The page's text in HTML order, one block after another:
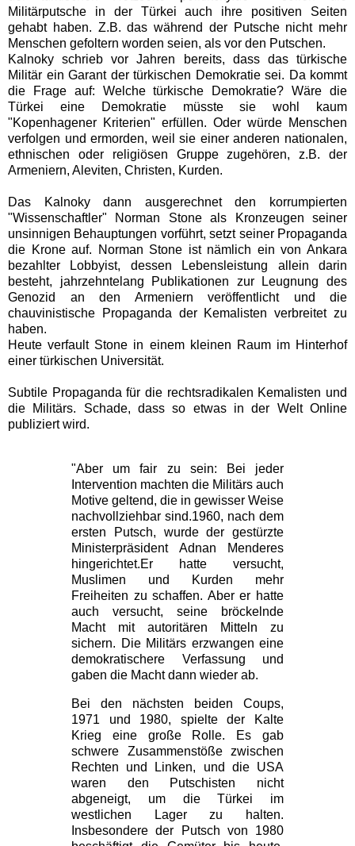
Militärputsche in der Türkei auch ihre positiven Seiten
gehabt haben. Z.B. das während der Putsche nicht mehr
Menschen gefoltern worden seien, als vor den Putschen.
Kalnoky schrieb vor Jahren bereits, dass das türkische
Militär ein Garant der türkischen Demokratie sei. Da kommt
die Frage auf: Welche türkische Demokratie? Wäre die
Türkei eine Demokratie müsste sie wohl kaum
"Kopenhagener Kriterien" erfüllen. Oder würde Menschen
verfolgen und ermorden, weil sie einer anderen nationalen,
ethnischen oder religiösen Gruppe zugehören, z.B. der
Armeniern, Aleviten, Christen, Kurden.
Das Kalnoky dann ausgerechnet den korrumpierten
"Wissenschaftler" Norman Stone als Kronzeugen seiner
unsinnigen Behauptungen vorführt, setzt seiner Propaganda
die Krone auf. Norman Stone ist nämlich ein von Ankara
bezahlter Lobbyist, dessen Lebensleistung allein darin
besteht, jahrzehntelang Publikationen zur Leugnung des
Genozid an den Armeniern veröffentlicht und die
chauvinistische Propaganda der Kemalisten verbreitet zu
haben.
Heute verfault Stone in einem kleinen Raum im Hinterhof
einer türkischen Universität.
Subtile Propaganda für die rechtsradikalen Kemalisten und
die Militärs. Schade, dass so etwas in der Welt Online
publiziert wird.
"Aber um fair zu sein: Bei jeder
Intervention machten die Militärs auch
Motive geltend, die in gewisser Weise
nachvollziehbar sind.1960, nach dem
ersten Putsch, wurde der gestürzte
Ministerpräsident Adnan Menderes
hingerichtet.Er hatte versucht,
Muslimen und Kurden mehr
Freiheiten zu schaffen. Aber er hatte
auch versucht, seine bröckelnde
Macht mit autoritären Mitteln zu
sichern. Die Militärs erzwangen eine
demokratischere Verfassung und
gaben die Macht dann wieder ab.
Bei den nächsten beiden Coups,
1971 und 1980, spielte der Kalte
Krieg eine große Rolle. Es gab
schwere Zusammenstöße zwischen
Rechten und Linken, und die USA
waren den Putschisten nicht
abgeneigt, um die Türkei im
westlichen Lager zu halten.
Insbesondere der Putsch von 1980